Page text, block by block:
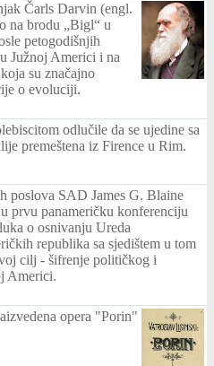
Čarls Darvin (engl.
na brodu „Bigl“ u
petogodišnjih
Južnoj Americi i na
su značajno
o evoluciji.
odlučile da se ujedine sa
premeštena iz Firence u Rim.
poslova SAD James G. Blaine
prvu panameričku konferenciju
o osnivanju Ureda
republika sa sjedištem u tom
cilj - šifrenje političkog i
Americi.
opera "Porin"